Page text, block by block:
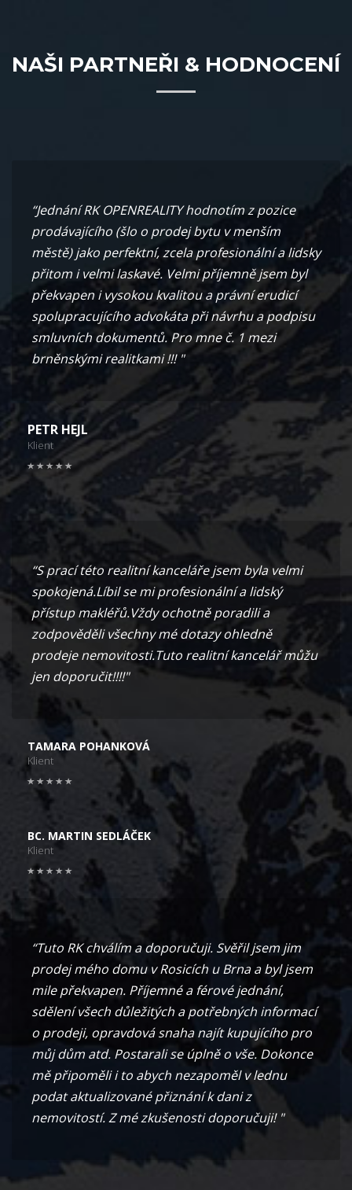
NAŠI PARTNEŘI & HODNOCENÍ
“Jednání RK OPENREALITY hodnotím z pozice
prodávajícího (šlo o prodej bytu v menším
městě) jako perfektní, zcela profesionální a lidsky
přitom i velmi laskavé. Velmi příjemně jsem byl
překvapen i vysokou kvalitou a právní erudicí
spolupracujícího advokáta při návrhu a podpisu
smluvních dokumentů. Pro mne č. 1 mezi
brněnskými realitkami !!! "
PETR HEJL
Klient
“S prací této realitní kanceláře jsem byla velmi
spokojená.Líbil se mi profesionální a lidský
přístup makléřů.Vždy ochotně poradili a
zodpověděli všechny mé dotazy ohledně
prodeje nemovitosti.Tuto realitní kancelář můžu
jen doporučit!!!!"
TAMARA POHANKOVÁ
Klient
BC. MARTIN SEDLÁČEK
Klient
“Tuto RK chválím a doporučuji. Svěřil jsem jim
prodej mého domu v Rosicích u Brna a byl jsem
mile překvapen. Příjemné a férové jednání,
sdělení všech důležitých a potřebných informací
o prodeji, opravdová snaha najít kupujícího pro
můj dům atd. Postarali se úplně o vše. Dokonce
mě připoměli i to abych nezapoměl v lednu
podat aktualizované přiznání k dani z
nemovitostí. Z mé zkušenosti doporučuji! "